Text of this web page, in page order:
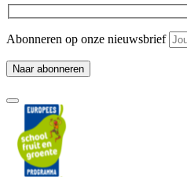
Abonneren op onze nieuwsbrief